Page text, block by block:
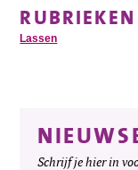
RUBRIEKEN
Lassen
Schrijf je hier in